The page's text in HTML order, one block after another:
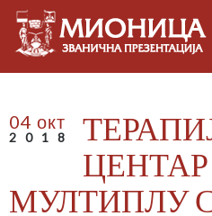
04 окт
2018
ЦЕНТАР
МУЛТИПЛУ